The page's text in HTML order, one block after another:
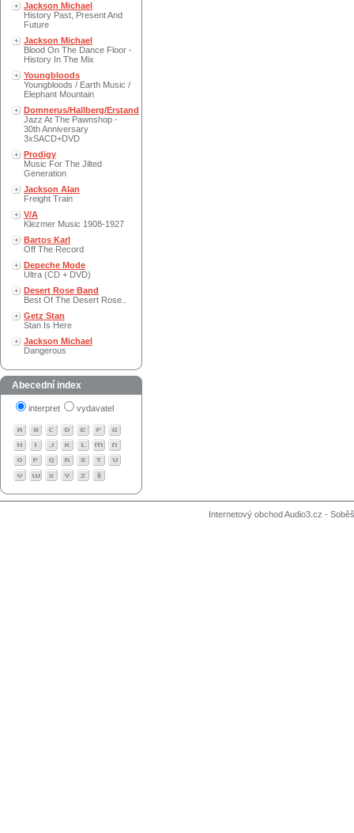
Jackson Michael
History Past, Present And
Future
Jackson Michael
Blood On The Dance Floor -
History In The Mix
Youngbloods
Youngbloods / Earth Music /
Elephant Mountain
Domnerus/Hallberg/Erstand
Jazz At The Pawnshop -
30th Anniversary
3xSACD+DVD
Prodigy
Music For The Jilted
Generation
Jackson Alan
Freight Train
V/A
Klezmer Music 1908-1927
Bartos Karl
Off The Record
Depeche Mode
Ultra (CD + DVD)
Desert Rose Band
Best Of The Desert Rose..
Getz Stan
Stan Is Here
Jackson Michael
Dangerous
Abecední index
interpret vydavatel
Internetový obchod Audio3.cz -